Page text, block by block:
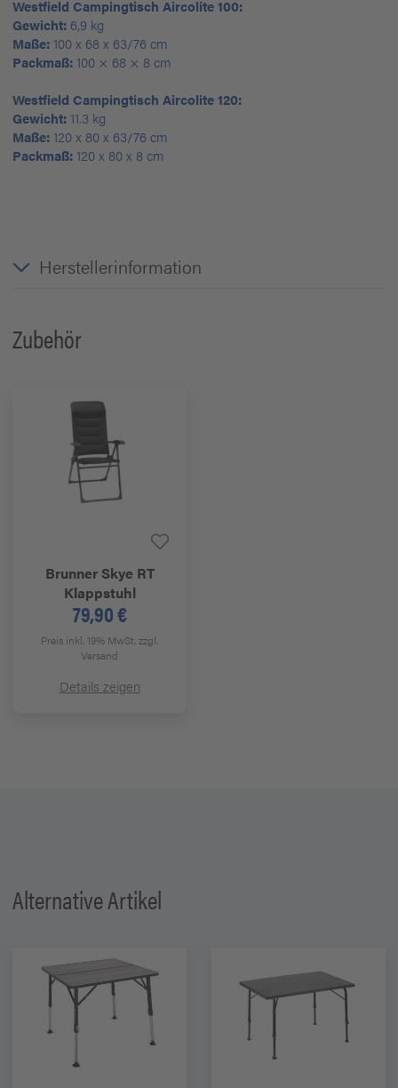
Westfield Campingtisch Aircolite 100:
Gewicht: 6,9 kg
Maße:100 x 68 x 63/76 cm
Packmaß:100 × 68 × 8 cm
Westfield Campingtisch Aircolite 120:
Gewicht:11.3 kg
Maße:120 x 80 x 63/76 cm
Packmaß:120 x 80 x 8 cm
Herstellerinformation
Zubehör
BrunnerSkye RT
Klappstuhl
79,90 €
Preis inkl. 19% MwSt.zzgl.
Versand
Details zeigen
Alternative Artikel